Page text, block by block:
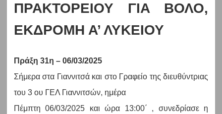
ΠΡΑΚΤΟΡΕΙΟΥ ΓΙΑ ΒΟΛΟ,
ΕΚΔΡΟΜΗ Α’ ΛΥΚΕΙΟΥ
Πράξη 31η – 06/03/2025
Σήμερα στα Γιαννιτσά και στο Γραφείο της διευθύντριας
του 3 ου ΓΕΛ Γιαννιτσών, ημέρα
Πέμπτη 06/03/2025 και ώρα 13:00΄ , συνεδρίασε η